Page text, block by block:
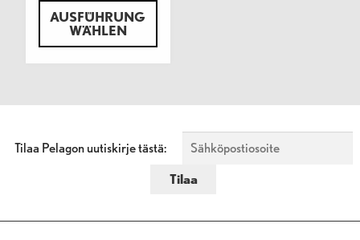
AUSFÜHRUNG
WÄHLEN
Tilaa Pelagon uutiskirje tästä: